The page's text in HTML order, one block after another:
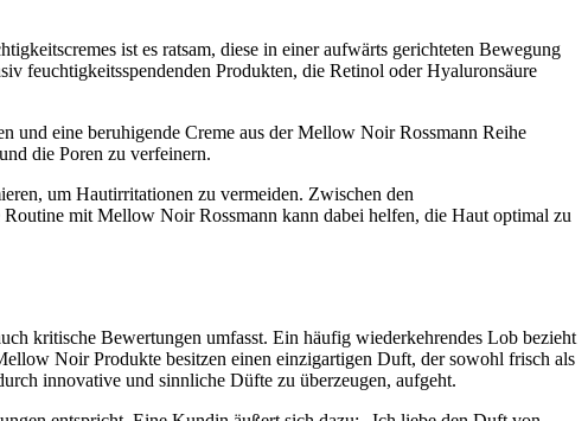
ist es ratsam, diese in einer aufwärts gerichteten Bewegung
feuchtigkeitsspendenden Produkten, die Retinol oder Hyaluronsäure
und eine beruhigende Creme aus der Mellow Noir Rossmann Reihe
die Poren zu verfeinern.
um Hautirritationen zu vermeiden. Zwischen den
mit Mellow Noir Rossmann kann dabei helfen, die Haut optimal zu
kritische Bewertungen umfasst. Ein häufig wiederkehrendes Lob bezieht
Noir Produkte besitzen einen einzigartigen Duft, der sowohl frisch als
innovative und sinnliche Düfte zu überzeugen, aufgeht.